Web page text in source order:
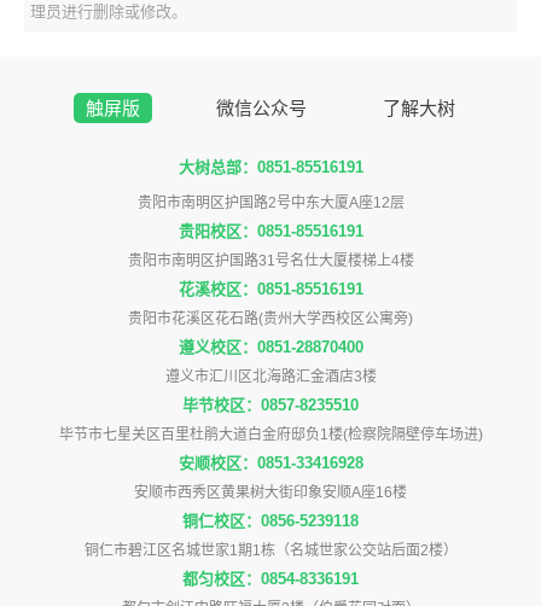
理员进行删除或修改。
触屏版 微信公众号 了解大树
大树总部：0851-85516191
贵阳市南明区护国路2号中东大厦A座12层
贵阳校区：0851-85516191
贵阳市南明区护国路31号名仕大厦楼梯上4楼
花溪校区：0851-85516191
贵阳市花溪区花石路(贵州大学西校区公寓旁)
遵义校区：0851-28870400
遵义市汇川区北海路汇金酒店3楼
毕节校区：0857-8235510
毕节市七星关区百里杜鹃大道白金府邸负1楼(检察院隔壁停车场进)
安顺校区：0851-33416928
安顺市西秀区黄果树大街印象安顺A座16楼
铜仁校区：0856-5239118
铜仁市碧江区名城世家1期1栋（名城世家公交站后面2楼）
都匀校区：0854-8336191